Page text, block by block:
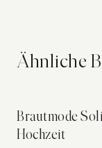
Ähnliche
Brautmode
Hochzeit